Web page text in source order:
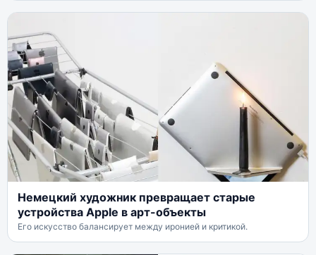
Немецкий художник превращает старые
устройства Apple в арт-объекты
Его искусство балансирует между иронией и критикой.